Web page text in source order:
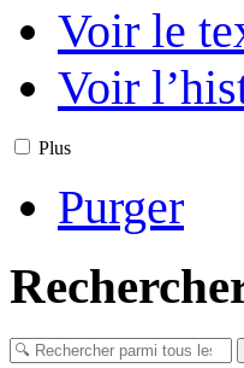
Voir le
Voir
Plus
Purger